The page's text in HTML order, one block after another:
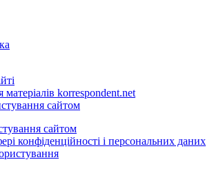
korrespondent.net
сайтом
сайтом
конфіденційності і персональних даних